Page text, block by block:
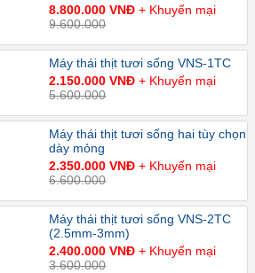
8.800.000 VNĐ+ Khuyến mại
9.600.000
Máy thái thịt tươi sống VNS-1TC
2.150.000 VNĐ+ Khuyến mại
5.600.000
Máy thái thịt tươi sống hai tùy chọn
dày mỏng
2.350.000 VNĐ+ Khuyến mại
6.600.000
Máy thái thịt tươi sống VNS-2TC
(2.5mm-3mm)
2.400.000 VNĐ+ Khuyến mại
3.600.000